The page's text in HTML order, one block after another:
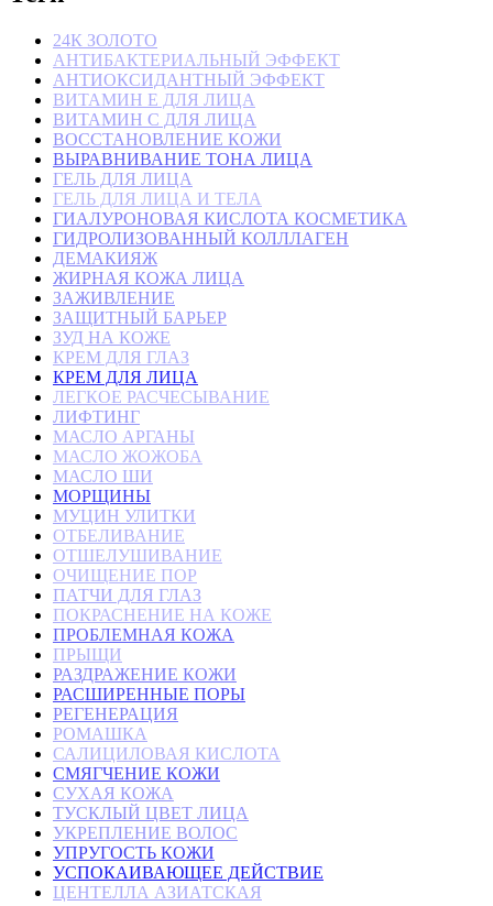
24К ЗОЛОТО
АНТИБАКТЕРИАЛЬНЫЙ ЭФФЕКТ
АНТИОКСИДАНТНЫЙ ЭФФЕКТ
ВИТАМИН Е ДЛЯ ЛИЦА
ВИТАМИН С ДЛЯ ЛИЦА
ВОССТАНОВЛЕНИЕ КОЖИ
ВЫРАВНИВАНИЕ ТОНА ЛИЦА
ГЕЛЬ ДЛЯ ЛИЦА
ГЕЛЬ ДЛЯ ЛИЦА И ТЕЛА
ГИАЛУРОНОВАЯ КИСЛОТА КОСМЕТИКА
ГИДРОЛИЗОВАННЫЙ КОЛЛЛАГЕН
ДЕМАКИЯЖ
ЖИРНАЯ КОЖА ЛИЦА
ЗАЖИВЛЕНИЕ
ЗАЩИТНЫЙ БАРЬЕР
ЗУД НА КОЖЕ
КРЕМ ДЛЯ ГЛАЗ
КРЕМ ДЛЯ ЛИЦА
ЛЕГКОЕ РАСЧЕСЫВАНИЕ
ЛИФТИНГ
МАСЛО АРГАНЫ
МАСЛО ЖОЖОБА
МАСЛО ШИ
МОРЩИНЫ
МУЦИН УЛИТКИ
ОТБЕЛИВАНИЕ
ОТШЕЛУШИВАНИЕ
ОЧИЩЕНИЕ ПОР
ПАТЧИ ДЛЯ ГЛАЗ
ПОКРАСНЕНИЕ НА КОЖЕ
ПРОБЛЕМНАЯ КОЖА
ПРЫЩИ
РАЗДРАЖЕНИЕ КОЖИ
РАСШИРЕННЫЕ ПОРЫ
РЕГЕНЕРАЦИЯ
РОМАШКА
САЛИЦИЛОВАЯ КИСЛОТА
СМЯГЧЕНИЕ КОЖИ
СУХАЯ КОЖА
ТУСКЛЫЙ ЦВЕТ ЛИЦА
УКРЕПЛЕНИЕ ВОЛОС
УПРУГОСТЬ КОЖИ
УСПОКАИВАЮЩЕЕ ДЕЙСТВИЕ
ЦЕНТЕЛЛА АЗИАТСКАЯ